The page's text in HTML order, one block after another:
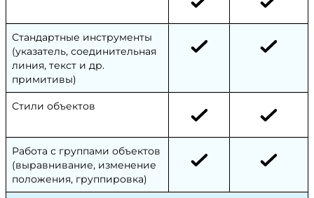
Стандартные инструменты
(указатель, соединительная
линия, текст и др.
примитивы)
Стили объектов
Работа с группами объектов
(выравнивание, изменение
положения, группировка)